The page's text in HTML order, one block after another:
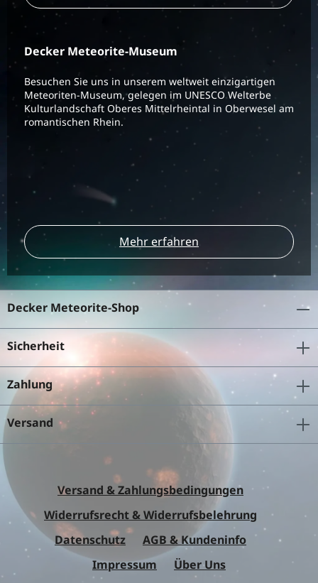
Decker Meteorite-Museum
Besuchen Sie uns in unserem weltweit einzigartigen
Meteoriten-Museum, gelegen im UNESCO Welterbe
Kulturlandschaft Oberes Mittelrheintal in Oberwesel am
romantischen Rhein.
Mehr erfahren
Decker Meteorite-Shop
Sicherheit
Zahlung
Versand
Versand & Zahlungsbedingungen
Widerrufsrecht & Widerrufsbelehrung
Datenschutz
AGB & Kundeninfo
Impressum
Über Uns